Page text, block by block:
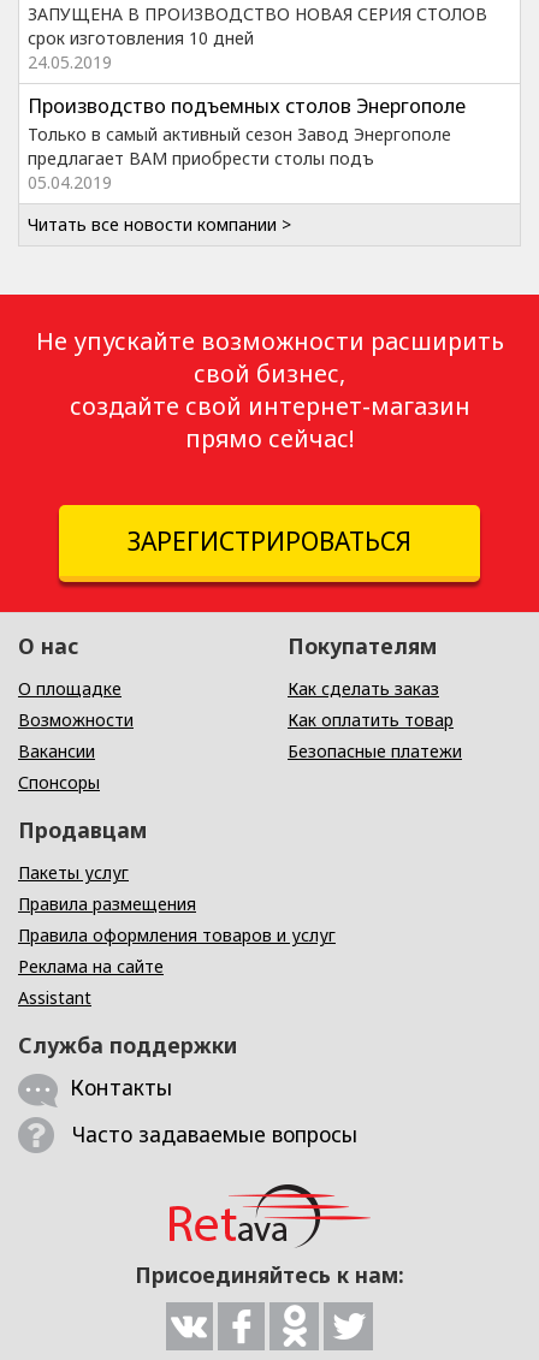
ЗАПУЩЕНА В ПРОИЗВОДСТВО НОВАЯ СЕРИЯ СТОЛОВ
срок изготовления 10 дней
24.05.2019
Производство подъемных столов Энергополе
Только в самый активный сезон Завод Энергополе
предлагает ВАМ приобрести столы подъ
05.04.2019
Читать все новости компании >
Не упускайте возможности расширить
свой бизнес,
создайте свой интернет-магазин
прямо сейчас!
ЗАРЕГИСТРИРОВАТЬСЯ
О нас
О площадке
Возможности
Вакансии
Спонсоры
Покупателям
Как сделать заказ
Как оплатить товар
Безопасные платежи
Продавцам
Пакеты услуг
Правила размещения
Правила оформления товаров и услуг
Реклама на сайте
Assistant
Служба поддержки
Контакты
Часто задаваемые вопросы
Присоединяйтесь к нам: